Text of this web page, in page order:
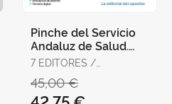
Pinche del Servicio
Andaluz de Salud.
Temario Específico
7 EDITORES /
JOSÉ MANUEL /
SERRANO BARCENA,
45,00 €